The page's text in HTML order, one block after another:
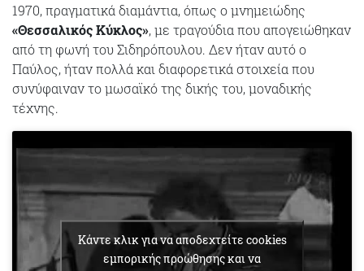
1970, πραγματικά διαμάντια, όπως ο μνημειώδης
«Θεσσαλικός Κύκλος», με τραγούδια που απογειώθηκαν
από τη φωνή του Σιδηρόπουλου. Δεν ήταν αυτό ο
Παύλος, ήταν πολλά και διαφορετικά στοιχεία που
συνύφαιναν το μωσαϊκό της δικής του, μοναδικής
τέχνης.
Κάντε κλικ για να αποδεχτείτε cookies
εμπορικής προώθησης και να